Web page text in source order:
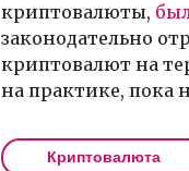
криптовалюты,
законодательно
криптовалют на
на практике, пока
Криптовалюта